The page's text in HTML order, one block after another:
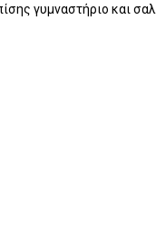
γυμναστήριο και